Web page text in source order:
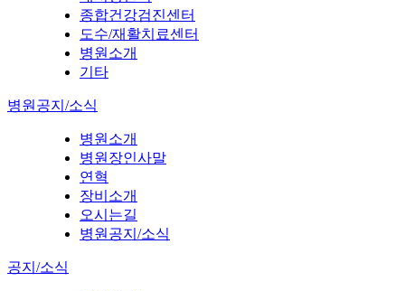
종합건강검진센터
도수/재활치료센터
병원소개
기타
병원공지/소식
병원소개
병원장인사말
연혁
장비소개
오시는길
병원공지/소식
공지/소식